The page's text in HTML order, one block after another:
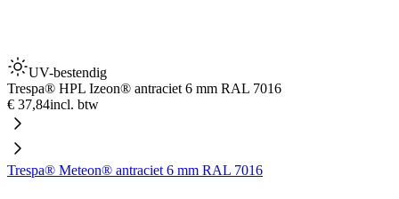
UV-bestendig
Trespa® HPL Izeon® antraciet 6 mm RAL 7016
€ 37,84incl. btw
Trespa® Meteon® antraciet 6 mm RAL 7016